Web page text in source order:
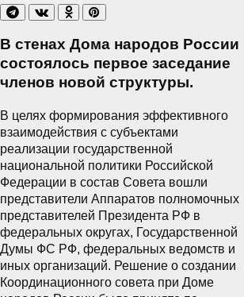
В стенах Дома народов России
состоялось первое заседание
членов новой структуры.
В целях формирования эффективного
взаимодействия с субъектами
реализации государственной
национальной политики Российской
Федерации в состав Совета вошли
представители Аппаратов полномочных
представителей Президента РФ в
федеральных округах, Государственной
Думы ФС РФ, федеральных ведомств и
иных организаций. Решение о создании
Координационного совета при Доме